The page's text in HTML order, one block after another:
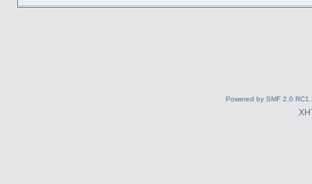
Powered by SMF 2.0